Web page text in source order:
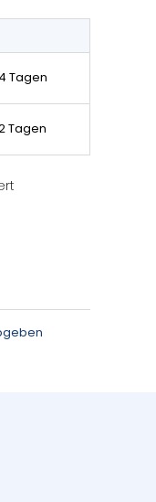
Tagen
Tagen